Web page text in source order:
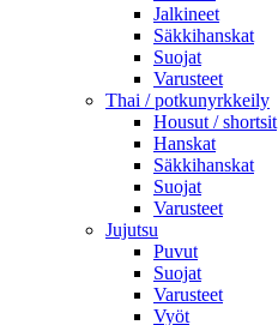
Jalkineet
Säkkihanskat
Suojat
Varusteet
Thai / potkunyrkkeily
Housut / shortsit
Hanskat
Säkkihanskat
Suojat
Varusteet
Jujutsu
Puvut
Suojat
Varusteet
Vyöt